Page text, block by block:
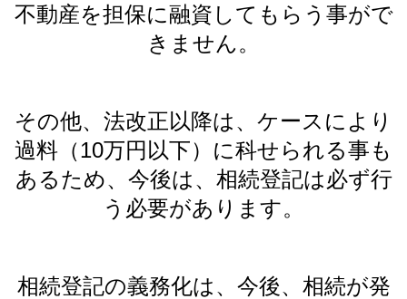
不動産を担保に融資してもらう事がで
きません。
その他、法改正以降は、ケースにより
過料（10万円以下）に科せられる事も
あるため、今後は、相続登記は必ず行
う必要があります。
相続登記の義務化は、今後、相続が発